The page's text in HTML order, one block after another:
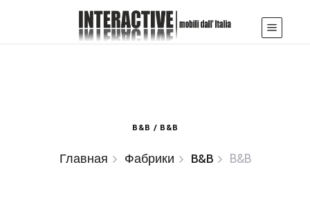
B&B / B&B
Главная Фабрики B&B B&B